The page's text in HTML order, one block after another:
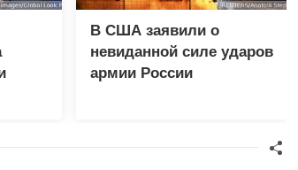
В США заявили о
невиданной силе ударов
армии России